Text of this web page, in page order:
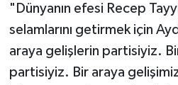
"Dünyanın efesi Recep
selamlarını getirmek için
araya gelişlerin partisiyiz.
partisiyiz. Bir araya